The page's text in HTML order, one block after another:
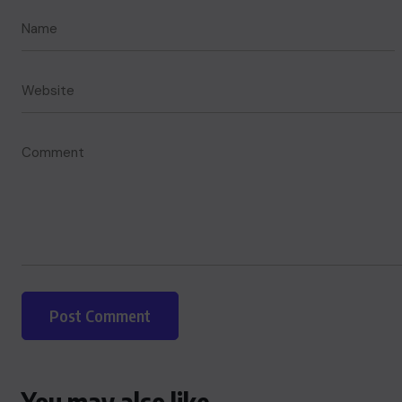
Le président Lula sur la situation